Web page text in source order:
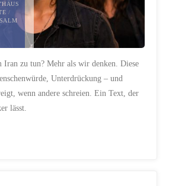
/
Iran zu tun? Mehr als wir denken. Diese
Unterdrückung – und
wenn andere schreien. Ein Text, der
lässt.